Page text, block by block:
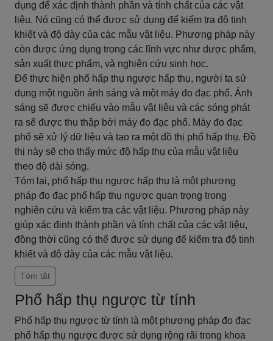
dụng để xác định thành phần và tính chất của các vật
liệu. Nó cũng có thể được sử dụng để kiểm tra độ tinh
khiết và độ dày của các mẫu vật liệu. Phương pháp này
còn được ứng dụng trong các lĩnh vực như dược phẩm,
sản xuất thực phẩm, và nghiên cứu sinh học.
Để thực hiện phổ hấp thụ ngược hấp thụ, người ta sử
dụng một nguồn ánh sáng và một máy đo đạc phổ. Ánh
sáng sẽ được chiếu vào mẫu vật liệu và các sóng phát
ra sẽ được thu thập bởi máy đo đạc phổ. Máy đo đạc
phổ sẽ xử lý dữ liệu và tạo ra một đồ thị phổ hấp thụ. Đồ
thị này sẽ cho thấy mức độ hấp thụ của mẫu vật liệu
theo độ dài sóng.
Tóm lại, phổ hấp thụ ngược hấp thụ là một phương
pháp đo đạc phổ hấp thụ ngược quan trọng trong
nghiên cứu và kiểm tra các vật liệu. Phương pháp này
giúp xác định thành phần và tính chất của các vật liệu,
đồng thời cũng có thể được sử dụng để kiểm tra độ tinh
khiết và độ dày của các mẫu vật liệu.
Tóm tắt
Phổ hấp thụ ngược từ tính
Phổ hấp thụ ngược từ tính là một phương pháp đo đạc
phổ hấp thụ ngược được sử dụng rộng rãi trong khoa